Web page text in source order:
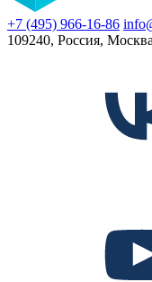
+7 (495) 966-16-86
109240, Россия,